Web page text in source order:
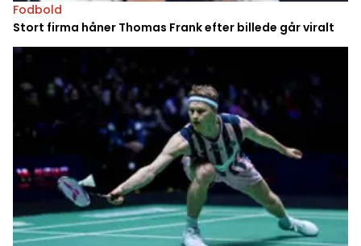
Fodbold
Stort firma håner Thomas Frank efter billede går viralt